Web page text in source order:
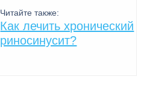
Читайте также:
Как лечить хронический
риносинусит?